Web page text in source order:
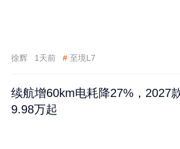
徐辉 1天前 # 至境L7
续航增60km电耗降27%，2027
9.98万起